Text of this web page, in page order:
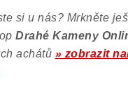
si u nás? Mrkněte
Drahé Kameny
achátů » zobrazit